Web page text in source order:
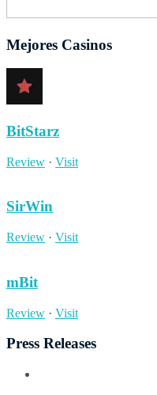
Mejores Casinos
BitStarz
Review · Visit
SirWin
Review · Visit
mBit
Review · Visit
Press Releases